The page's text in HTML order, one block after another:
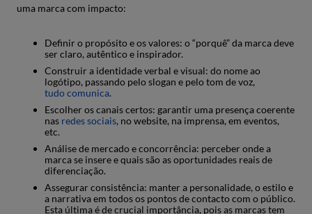
uma marca com impacto:
Definir o propósito e os valores: o “porquê” da marca deve
ser claro, autêntico e inspirador.
Construir a identidade verbal e visual: do nome ao
logótipo, passando pelo slogan e pelo tom de voz,
tudo comunica.
Escolher os canais certos: garantir uma presença coerente
nas redes sociais, no website, na imprensa, em eventos,
etc.
Análise de mercado e concorrência: perceber onde a
marca se insere e quais são as oportunidades reais de
diferenciação.
Assegurar consistência: manter a personalidade, o estilo e
a narrativa em todos os pontos de contacto com o público.
Esta última é de crucial importância, pois as marcas tem